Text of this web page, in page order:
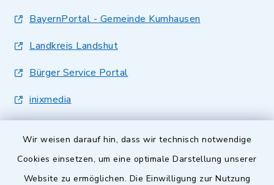
Wir weisen darauf hin, dass wir technisch notwendige
Cookies einsetzen, um eine optimale Darstellung unserer
Website zu ermöglichen. Die Einwilligung zur Nutzung
BayernPortal - Gemeinde Kumhausen
Landkreis Landshut
Bürger Service Portal
inixmedia